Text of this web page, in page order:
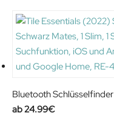
Bluetooth Schlüsselfinder
24.99€